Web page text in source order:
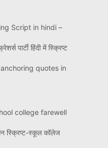
Script in hindi –
पार्टी हिंदी में स्क्रिप्ट
anchoring quotes in
college farewell
स्क्रिप्ट-स्कूल कॉलेज